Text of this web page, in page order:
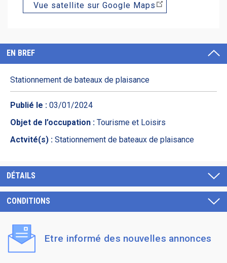
Vue satellite sur Google Maps
EN BREF
Stationnement de bateaux de plaisance
Publié le : 03/01/2024
Objet de l’occupation : Tourisme et Loisirs
Actvité(s) : Stationnement de bateaux de plaisance
DÉTAILS
CONDITIONS
Etre informé des nouvelles annonces